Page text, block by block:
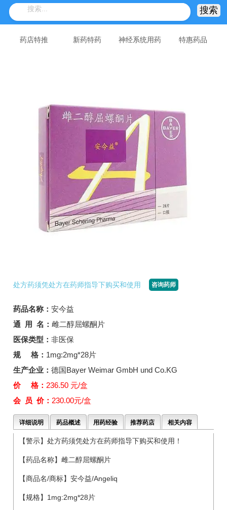
药店特推 新药特药 神经系统用药 特惠药品
处方药须凭处方在药师指导下购买和使用 咨询药师
药品名称： 安今益
通 用 名： 雌二醇屈螺酮片
医保类型： 非医保
规 格： 1mg:2mg*28片
生产企业： 德国Bayer Weimar GmbH und Co.KG
价 格： 236.50 元/盒
会 员 价： 230.00元/盒
详细说明 药品概述 用药经验 推荐药店 相关内容
【警示】处方药须凭处方在药师指导下购买和使用！
【药品名称】雌二醇屈螺酮片
【商品名/商标】安今益/Angeliq
【规格】1mg:2mg*28片